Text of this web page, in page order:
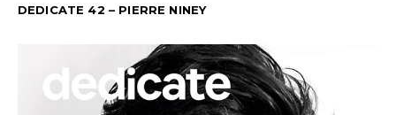
DEDICATE 42 – PIERRE NINEY